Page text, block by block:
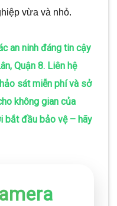
vừa và nhỏ.
an ninh đáng tin cậy
Quận 8. Liên hệ
sát miễn phí và sở
không gian của
bắt đầu bảo vệ – hãy